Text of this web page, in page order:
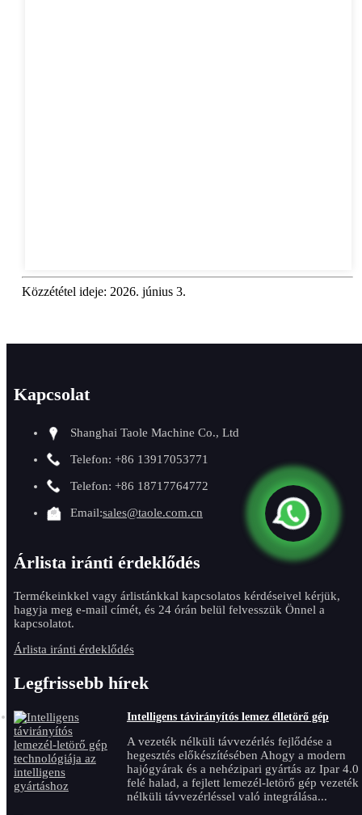
Közzététel ideje: 2026. június 3.
Kapcsolat
Shanghai Taole Machine Co., Ltd
Telefon: +86 13917053771
Telefon: +86 18717764772
Email:sales@taole.com.cn
Árlista iránti érdeklődés
Termékeinkkel vagy árlistánkkal kapcsolatos kérdéseivel kérjük,
hagyja meg e-mail címét, és 24 órán belül felvesszük Önnel a
kapcsolatot.
Árlista iránti érdeklődés
Legfrissebb hírek
Intelligens távirányítós lemez élletörő gép
A vezeték nélküli távvezérlés fejlődése a
hegesztés előkészítésében Ahogy a modern
hajógyárak és a nehézipari gyártás az Ipar 4.0
felé halad, a fejlett lemezél-letörő gép vezeték
nélküli távvezérléssel való integrálása...